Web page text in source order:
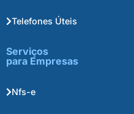
Telefones Úteis
Serviços
para Empresas
Nfs-e